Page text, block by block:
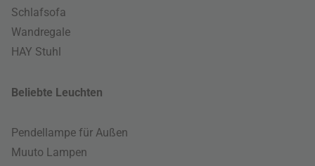
Schlafsofa
Wandregale
HAY Stuhl
Beliebte Leuchten
Pendellampe für Außen
Muuto Lampen